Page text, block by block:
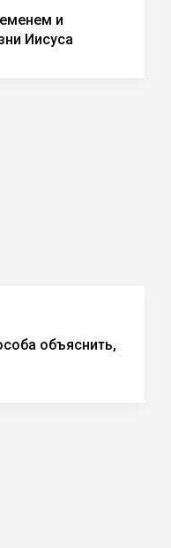
и
Иисуса
объяснить,